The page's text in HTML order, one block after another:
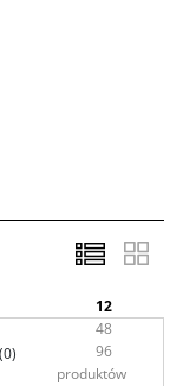
12
48
96
produktów
0)